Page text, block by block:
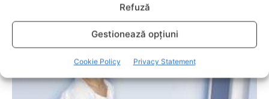
Refuză
Gestionează opțiuni
Cookie Policy Privacy Statement